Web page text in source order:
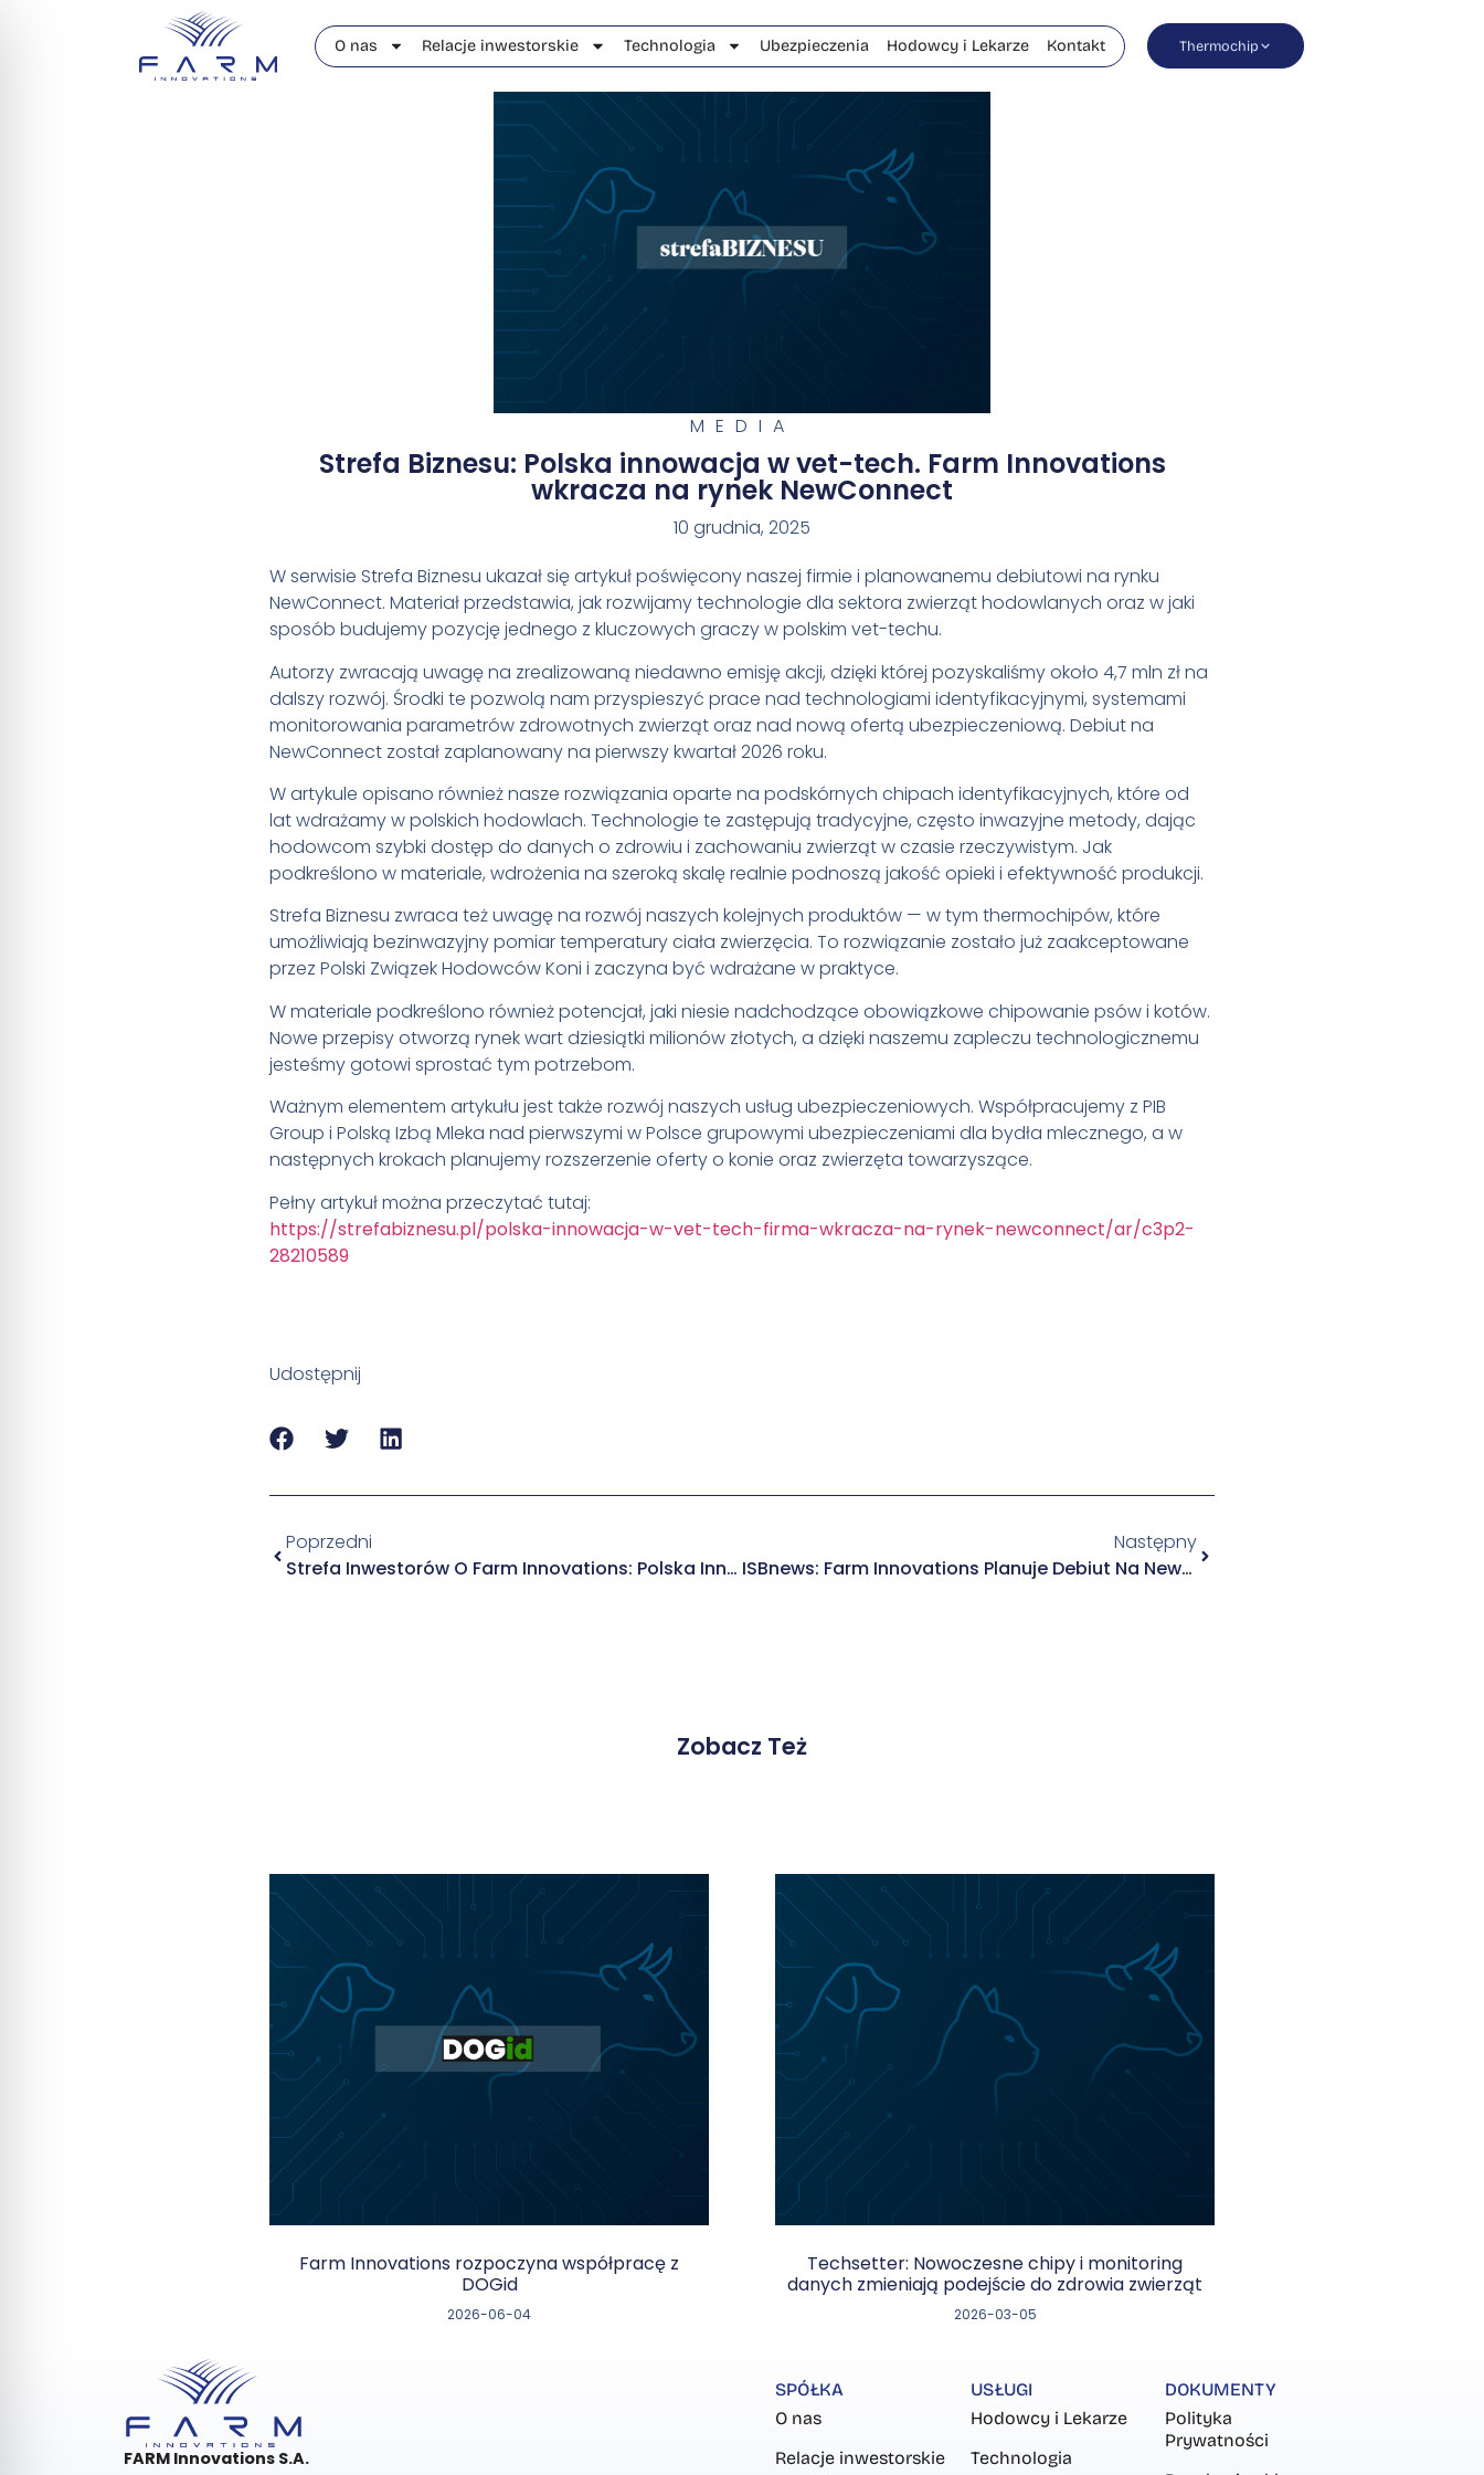
O nas Relacje inwestorskie Technologia Ubezpieczenia Hodowcy i Lekarze Kontakt Thermochip
MEDIA
Strefa Biznesu: Polska innowacja w vet-tech. Farm Innovations
wkracza na rynek NewConnect
10 grudnia, 2025
W serwisie Strefa Biznesu ukazał się artykuł poświęcony naszej firmie i planowanemu debiutowi na rynku
NewConnect. Materiał przedstawia, jak rozwijamy technologie dla sektora zwierząt hodowlanych oraz w jaki
sposób budujemy pozycję jednego z kluczowych graczy w polskim vet-techu.
Autorzy zwracają uwagę na zrealizowaną niedawno emisję akcji, dzięki której pozyskaliśmy około 4,7 mln zł na
dalszy rozwój. Środki te pozwolą nam przyspieszyć prace nad technologiami identyfikacyjnymi, systemami
monitorowania parametrów zdrowotnych zwierząt oraz nad nową ofertą ubezpieczeniową. Debiut na
NewConnect został zaplanowany na pierwszy kwartał 2026 roku.
W artykule opisano również nasze rozwiązania oparte na podskórnych chipach identyfikacyjnych, które od
lat wdrażamy w polskich hodowlach. Technologie te zastępują tradycyjne, często inwazyjne metody, dając
hodowcom szybki dostęp do danych o zdrowiu i zachowaniu zwierząt w czasie rzeczywistym. Jak
podkreślono w materiale, wdrożenia na szeroką skalę realnie podnoszą jakość opieki i efektywność produkcji.
Strefa Biznesu zwraca też uwagę na rozwój naszych kolejnych produktów — w tym thermochipów, które
umożliwiają bezinwazyjny pomiar temperatury ciała zwierzęcia. To rozwiązanie zostało już zaakceptowane
przez Polski Związek Hodowców Koni i zaczyna być wdrażane w praktyce.
W materiale podkreślono również potencjał, jaki niesie nadchodzące obowiązkowe chipowanie psów i kotów.
Nowe przepisy otworzą rynek wart dziesiątki milionów złotych, a dzięki naszemu zapleczu technologicznemu
jesteśmy gotowi sprostać tym potrzebom.
Ważnym elementem artykułu jest także rozwój naszych usług ubezpieczeniowych. Współpracujemy z PIB
Group i Polską Izbą Mleka nad pierwszymi w Polsce grupowymi ubezpieczeniami dla bydła mlecznego, a w
następnych krokach planujemy rozszerzenie oferty o konie oraz zwierzęta towarzyszące.
Pełny artykuł można przeczytać tutaj:
https://strefabiznesu.pl/polska-innowacja-w-vet-tech-firma-wkracza-na-rynek-newconnect/ar/c3p2-
28210589
Udostępnij
Poprzedni
Strefa Inwestorów O Farm Innovations: Polska Innowacja W Vet-Tech Szykuje Się Do Debiutu Na NewConnect
Następny
ISBnews: Farm Innovations Planuje Debiut Na NewConnect W Pierwszym Kwartale 2026 Roku
Zobacz Też
Farm Innovations rozpoczyna współpracę z
DOGid
2026-06-04
Techsetter: Nowoczesne chipy i monitoring
danych zmieniają podejście do zdrowia zwierząt
2026-03-05
FARM Innovations S.A.
SPÓŁKA
O nas
Relacje inwestorskie
USŁUGI
Hodowcy i Lekarze
Technologia
DOKUMENTY
Polityka
Prywatności